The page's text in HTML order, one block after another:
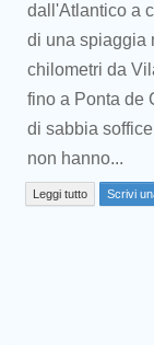
dall'Atlantico a
di una spiaggia
chilometri da
fino a Ponta de
di sabbia
non hanno...
Leggi tutto Scrivi